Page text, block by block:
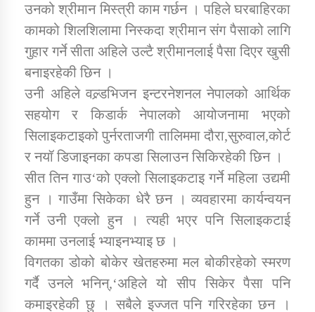
उनको श्रीमान मिस्त्री काम गर्छन । पहिले घरबाहिरका
कामको शिलशिलामा निस्कदा श्रीमान संग पैसाको लागि
गुहार गर्ने सीता अहिले उल्टै श्रीमानलाई पैसा दिएर खुसी
बनाइरहेकी छिन ।
उनी अहिले वल्र्डभिजन इन्टरनेशनल नेपालको आर्थिक
सहयोग र किडार्क नेपालको आयोजनामा भएको
सिलाइकटाइको पुर्नरताजगी तालिममा दौरा,सुरुवाल,कोर्ट
र नयॉ डिजाइनका कपडा सिलाउन सिकिरहेकी छिन ।
सीत तिन गाउ‘को एक्लो सिलाइकटाइ गर्ने महिला उद्यमी
हुन । गाउँमा सिकेका धेरै छन । व्यवहारमा कार्यन्वयन
गर्ने उनी एक्लो हुन । त्यही भएर पनि सिलाइकटाई
काममा उनलाई भ्याइनभ्याइ छ ।
विगतका डोको बोकेर खेतहरुमा मल बोकीरहेको स्मरण
गर्दै उनले भनिन्,‘अहिले यो सीप सिकेर पैसा पनि
कमाइरहेकी छु । सबैले इज्जत पनि गरिरहेका छन ।